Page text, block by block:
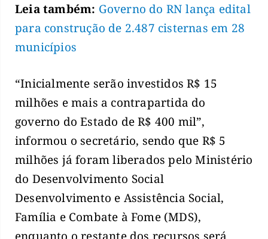
Leia também: Governo do RN lança edital
para construção de 2.487 cisternas em 28
municípios
“Inicialmente serão investidos R$ 15
milhões e mais a contrapartida do
governo do Estado de R$ 400 mil”,
informou o secretário, sendo que R$ 5
milhões já foram liberados pelo Ministério
do Desenvolvimento Social
Desenvolvimento e Assistência Social,
Família e Combate à Fome (MDS),